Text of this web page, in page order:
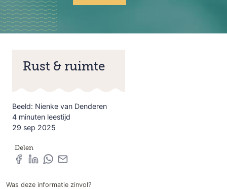
Rust & ruimte
Beeld: Nienke van Denderen
4 minuten leestijd
29 sep 2025
Delen
Was deze informatie zinvol?